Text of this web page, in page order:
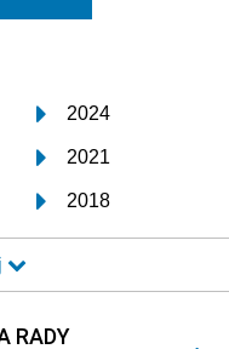
2024
2021
2018
2015
2012
2009
RADY